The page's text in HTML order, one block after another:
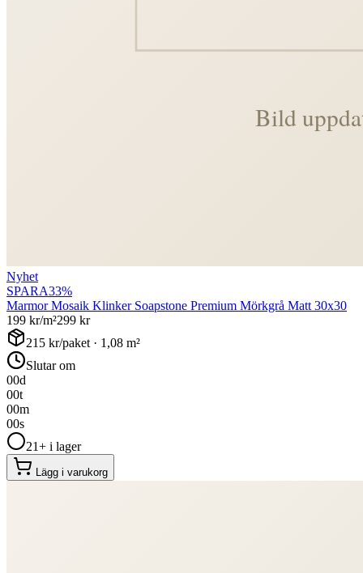
Nyhet
SPARA33%
Marmor Mosaik Klinker Soapstone Premium Mörkgrå Matt 30x30
199 kr/m²299 kr
215 kr/paket · 1,08 m²
Slutar om
00d
00t
00m
00s
21+ i lager
Lägg i varukorg